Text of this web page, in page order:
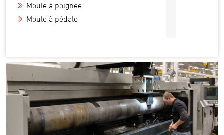
Moule à poignée
Moule à pédale